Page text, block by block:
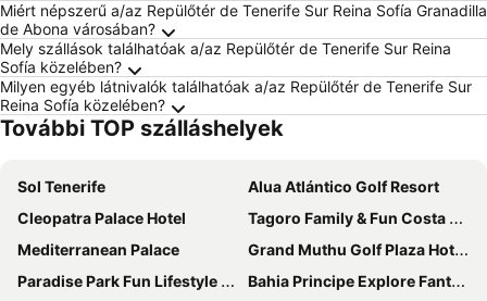
Miért népszerű a/az Repülőtér de Tenerife Sur Reina Sofía Granadilla
de Abona városában?
Mely szállások találhatóak a/az Repülőtér de Tenerife Sur Reina
Sofía közelében?
Milyen egyéb látnivalók találhatóak a/az Repülőtér de Tenerife Sur
Reina Sofía közelében?
További TOP szálláshelyek
Sol Tenerife
Alua Atlántico Golf Resort
Cleopatra Palace Hotel
Tagoro Family & Fun Costa Adeje
Mediterranean Palace
Grand Muthu Golf Plaza Hotel & Spa
Paradise Park Fun Lifestyle Hotel
Bahia Principe Explore Fantasia